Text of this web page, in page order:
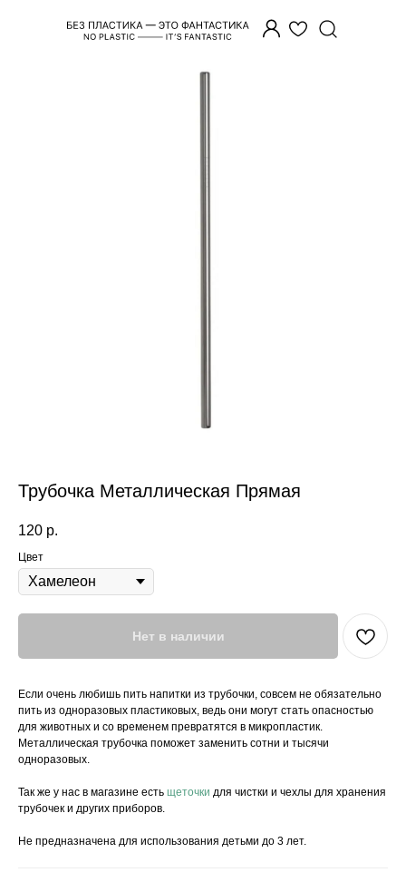
Трубочка Металлическая Прямая
120 р.
Цвет
Нет в наличии
Если очень любишь пить напитки из трубочки, совсем не обязательно
пить из одноразовых пластиковых, ведь они могут стать опасностью
для животных и со временем превратятся в микропластик.
Металлическая трубочка поможет заменить сотни и тысячи
одноразовых.
Так же у нас в магазине есть щеточки для чистки и чехлы для хранения
трубочек и других приборов.
Не предназначена для использования детьми до 3 лет.